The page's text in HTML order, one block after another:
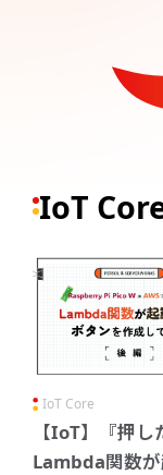
IoT
IoT Core
【IoT】『押し
Lambda関数が